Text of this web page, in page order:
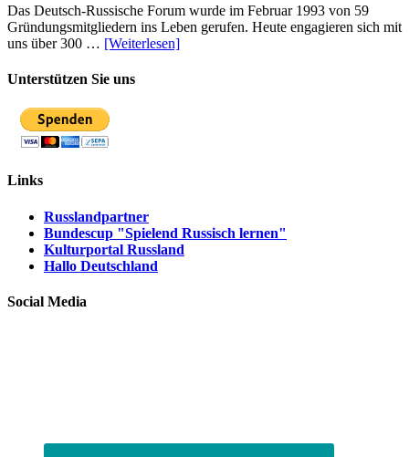
Das Deutsch-Russische Forum wurde im Februar 1993 von 59
Gründungsmitgliedern ins Leben gerufen. Heute engagieren sich mit
uns über 300 … [Weiterlesen]
Unterstützen Sie uns
Links
Russlandpartner
Bundescup "Spielend Russisch lernen"
Kulturportal Russland
Hallo Deutschland
Social Media